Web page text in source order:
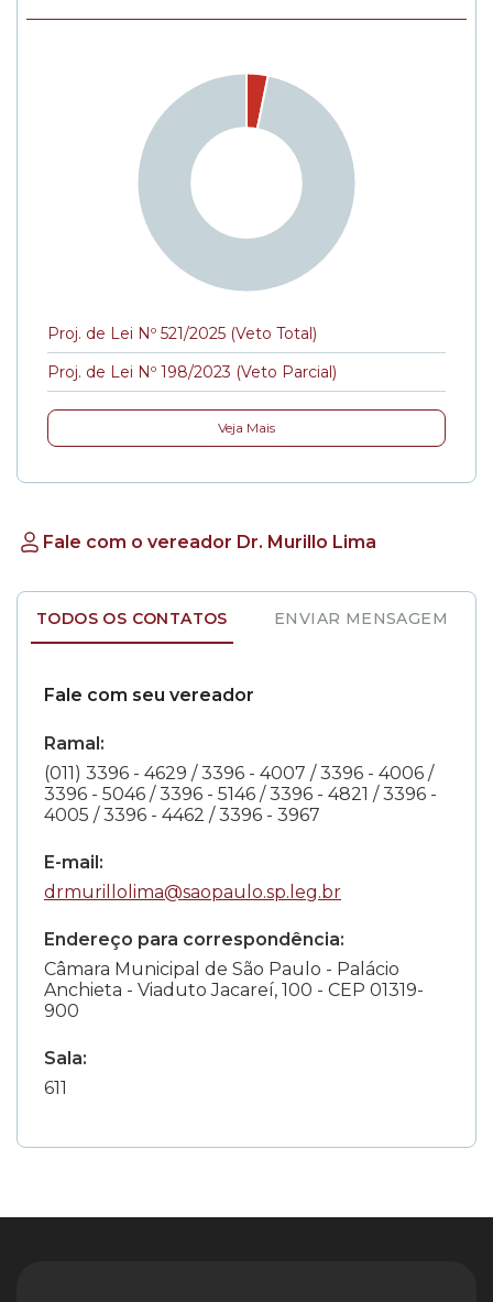
Proj. de Lei Nº 521/2025 (Veto Total)
Proj. de Lei Nº 198/2023 (Veto Parcial)
Veja Mais
Fale com o vereador Dr. Murillo Lima
TODOS OS CONTATOS ENVIAR MENSAGEM
Fale com seu vereador
Ramal:
(011) 3396 - 4629 / 3396 - 4007 / 3396 - 4006 /
3396 - 5046 / 3396 - 5146 / 3396 - 4821 / 3396 -
4005 / 3396 - 4462 / 3396 - 3967
E-mail:
drmurillolima@saopaulo.sp.leg.br
Endereço para correspondência:
Câmara Municipal de São Paulo - Palácio
Anchieta - Viaduto Jacareí, 100 - CEP 01319-
900
Sala:
611